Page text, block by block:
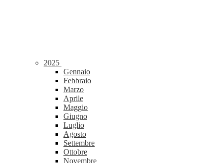
2025
Gennaio
Febbraio
Marzo
Aprile
Maggio
Giugno
Luglio
Agosto
Settembre
Ottobre
Novembre